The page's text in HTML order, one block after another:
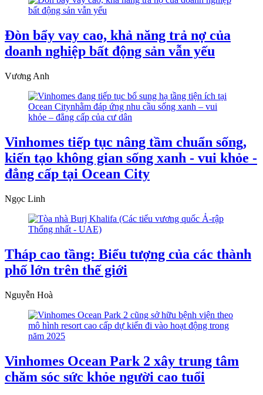
Đòn bẩy vay cao, khả năng trả nợ của
doanh nghiệp bất động sản vẫn yếu
Vương Anh
Vinhomes tiếp tục nâng tầm chuẩn sống,
kiến tạo không gian sống xanh - vui khỏe -
đẳng cấp tại Ocean City
Ngọc Linh
Tháp cao tầng: Biểu tượng của các thành
phố lớn trên thế giới
Nguyễn Hoà
Vinhomes Ocean Park 2 xây trung tâm
chăm sóc sức khỏe người cao tuổi